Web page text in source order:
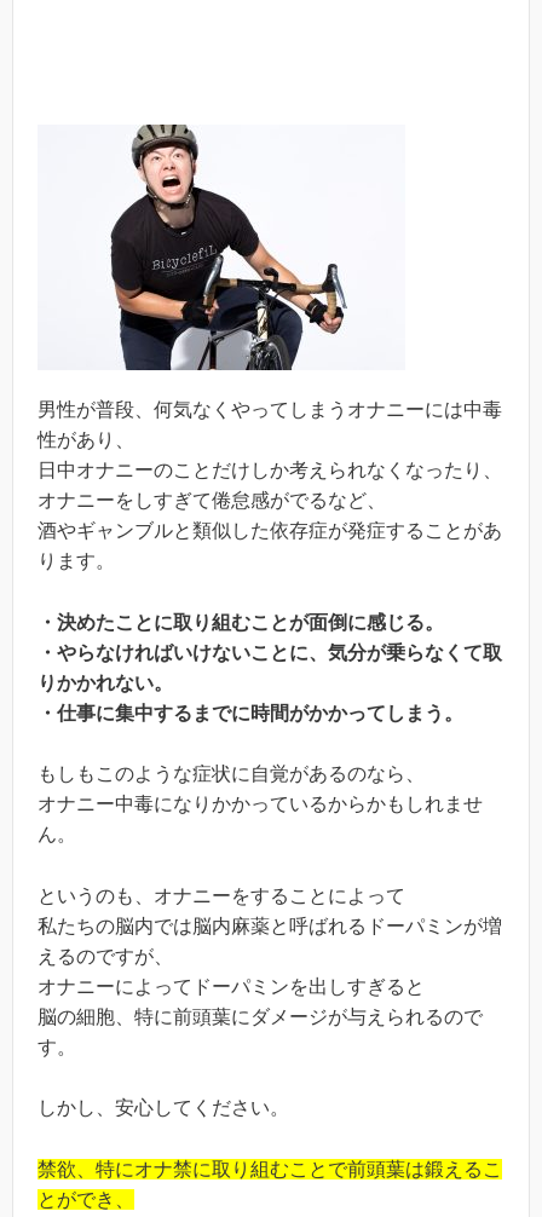
男性が普段、何気なくやってしまうオナニーには中毒
性があり、
日中オナニーのことだけしか考えられなくなったり、
オナニーをしすぎて倦怠感がでるなど、
酒やギャンブルと類似した依存症が発症することがあ
ります。
・決めたことに取り組むことが面倒に感じる。
・やらなければいけないことに、気分が乗らなくて取
りかかれない。
・仕事に集中するまでに時間がかかってしまう。
もしもこのような症状に自覚があるのなら、
オナニー中毒になりかかっているからかもしれませ
ん。
というのも、オナニーをすることによって
私たちの脳内では脳内麻薬と呼ばれるドーパミンが増
えるのですが、
オナニーによってドーパミンを出しすぎると
脳の細胞、特に前頭葉にダメージが与えられるので
す。
しかし、安心してください。
禁欲、特にオナ禁に取り組むことで前頭葉は鍛えるこ
とができ、